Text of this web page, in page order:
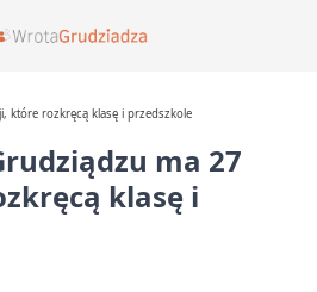
które rozkręcą klasę i przedszkole
ma 27
klasę i